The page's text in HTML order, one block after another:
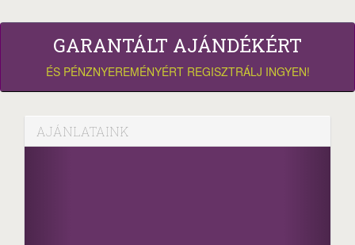
GARANTÁLT AJÁNDÉKÉRT
ÉS PÉNZNYEREMÉNYÉRT REGISZTRÁLJ INGYEN!
AJÁNLATAINK